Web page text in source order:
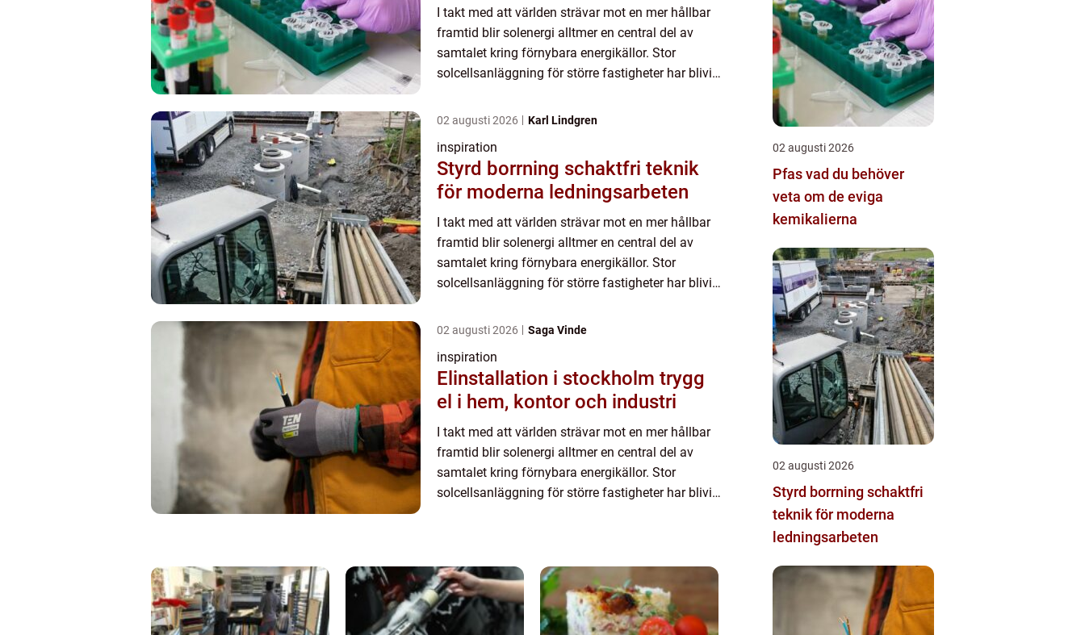
I takt med att världen strävar mot en mer hållbar
framtid blir solenergi alltmer en central del av
samtalet kring förnybara energikällor. Stor
solcellsanläggning för större fastigheter har blivit
02 augusti 2026 Karl Lindgren
inspiration
Styrd borrning schaktfri teknik
för moderna ledningsarbeten
I takt med att världen strävar mot en mer hållbar
framtid blir solenergi alltmer en central del av
samtalet kring förnybara energikällor. Stor
solcellsanläggning för större fastigheter har blivit
02 augusti 2026 Saga Vinde
inspiration
Elinstallation i stockholm trygg
el i hem, kontor och industri
I takt med att världen strävar mot en mer hållbar
framtid blir solenergi alltmer en central del av
samtalet kring förnybara energikällor. Stor
solcellsanläggning för större fastigheter har blivit
02 augusti 2026
Pfas vad du behöver
veta om de eviga
kemikalierna
02 augusti 2026
Styrd borrning schaktfri
teknik för moderna
ledningsarbeten